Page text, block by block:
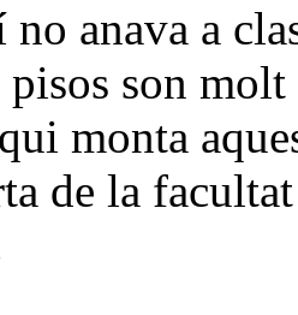
no anava a
pisos son molt
qui monta
de la facultat